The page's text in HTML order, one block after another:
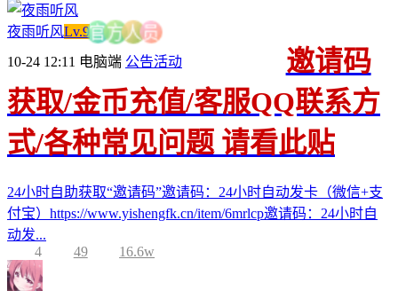
夜雨听风Lv.9官 方 人 员
10-24 12:11 电脑端 公告活动
邀请码
获取/金币充值/客服QQ联系方
式/各种常见问题 请看此贴
24小时自助获取“邀请码”邀请码：24小时自动发卡（微信+支
付宝）https://www.yishengfk.cn/item/6mrlcp邀请码：24小时自
动发...
4
49 16.6w